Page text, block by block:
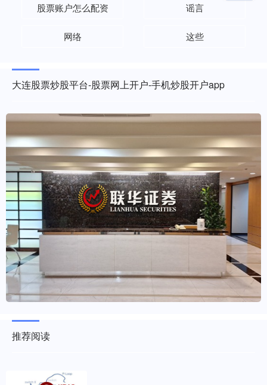
股票账户怎么配资 谣言
网络 这些
大连股票炒股平台-股票网上开户-手机炒股开户app
推荐阅读